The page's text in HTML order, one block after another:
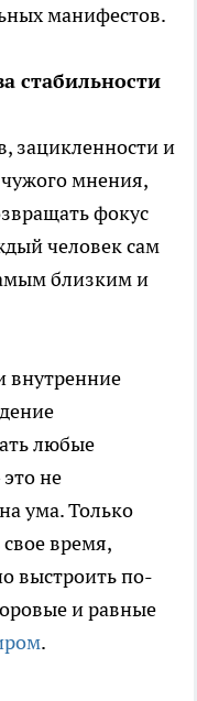
манифестов.
стабильности
зацикленности и
мнения,
фокус
человек сам
близким и
внутренние
любые
не
ума. Только
время,
выстроить по-
и равные
.